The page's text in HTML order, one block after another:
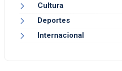
Cultura
Deportes
Internacional